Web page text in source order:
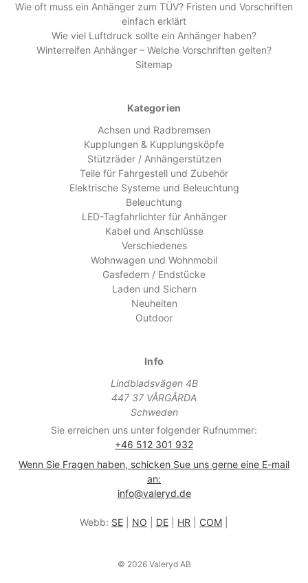
Wie oft muss ein Anhänger zum TÜV? Fristen und Vorschriften
einfach erklärt
Wie viel Luftdruck sollte ein Anhänger haben?
Winterreifen Anhänger – Welche Vorschriften gelten?
Sitemap
Kategorien
Achsen und Radbremsen
Kupplungen & Kupplungsköpfe
Stützräder / Anhängerstützen
Teile für Fahrgestell und Zubehör
Elektrische Systeme und Beleuchtung
Beleuchtung
LED-Tagfahrlichter für Anhänger
Kabel und Anschlüsse
Verschiedenes
Wohnwagen und Wohnmobil
Gasfedern / Endstücke
Laden und Sichern
Neuheiten
Outdoor
Info
Lindbladsvägen 4B
447 37 VÅRGÅRDA
Schweden
Sie erreichen uns unter folgender Rufnummer:
+46 512 301 932
Wenn Sie Fragen haben, schicken Sue uns gerne eine E-mail
an:
info@valeryd.de
Webb: SE NO DE HR COM
© 2026 Valeryd AB